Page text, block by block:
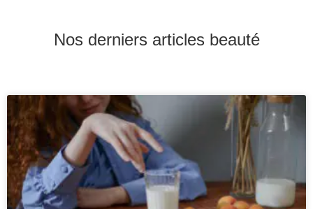
Nos derniers articles beauté